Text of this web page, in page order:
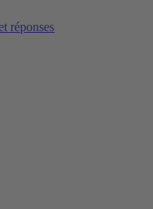
réponses